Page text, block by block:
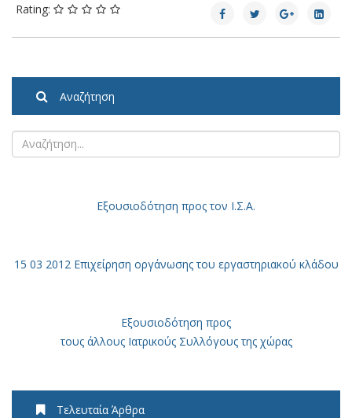
Rating:
Αναζήτηση
Εξουσιοδότηση προς τον Ι.Σ.Α.
15 03 2012 Επιχείρηση οργάνωσης του εργαστηριακού κλάδου
Εξουσιοδότηση προς
τους άλλους Ιατρικούς Συλλόγους της χώρας
Τελευταία Άρθρα